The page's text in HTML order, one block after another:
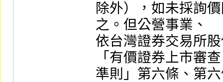
除外），如未採詢
之。但公營事業、
依台灣證券交易所
「有價證券上市審查
準則」第六條、第